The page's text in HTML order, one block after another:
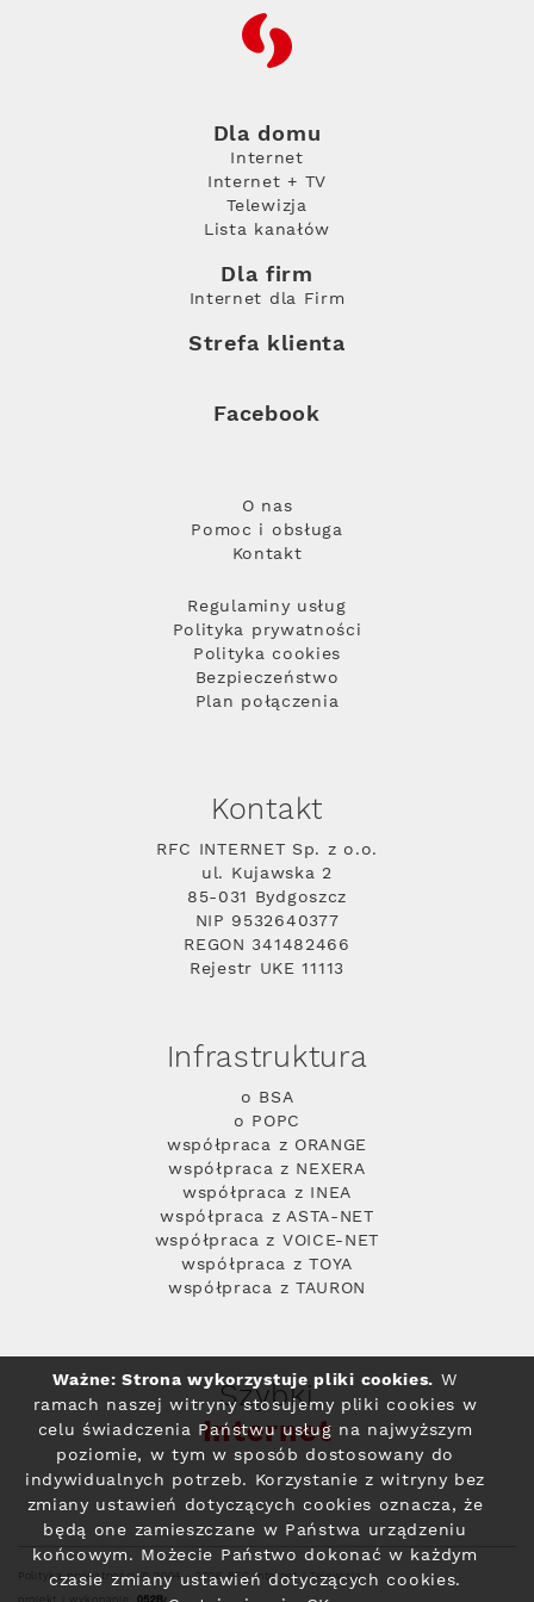
RFC
Dla domu
Internet
Internet + TV
Telewizja
Lista kanałów
Dla firm
Internet dla Firm
Strefa klienta
Facebook
O nas
Pomoc i obsługa
Kontakt
Regulaminy usług
Polityka prywatności
Polityka cookies
Bezpieczeństwo
Plan połączenia
Kontakt
RFC INTERNET Sp. z o.o.
ul. Kujawska 2
85-031 Bydgoszcz
NIP 9532640377
REGON 341482466
Rejestr UKE 11113
Infrastruktura
o BSA
o POPC
współpraca z ORANGE
współpraca z NEXERA
współpraca z INEA
współpraca z ASTA-NET
współpraca z VOICE-NET
współpraca z TOYA
współpraca z TAURON
Szybki
Internet
Polityka prywatności© 2004 - 2026 RFC Internet i Telewizja
Ważne: Strona wykorzystuje pliki cookies. W
ramach naszej witryny stosujemy pliki cookies w
celu świadczenia Państwu usług na najwyższym
poziomie, w tym w sposób dostosowany do
indywidualnych potrzeb. Korzystanie z witryny bez
zmiany ustawień dotyczących cookies oznacza, że
będą one zamieszczane w Państwa urządzeniu
końcowym. Możecie Państwo dokonać w każdym
czasie zmiany ustawień dotyczących cookies.